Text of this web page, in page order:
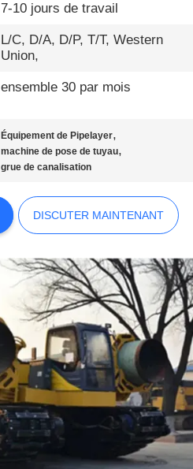
7-10 jours de travail
L/C, D/A, D/P, T/T, Western
Union,
ensemble 30 par mois
Équipement de Pipelayer,
machine de pose de tuyau,
grue de canalisation
DISCUTER MAINTENANT